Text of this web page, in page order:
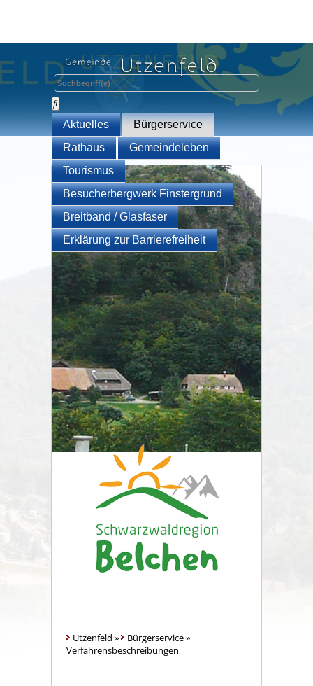
Aktuelles
Bürgerservice
Rathaus
Gemeindeleben
Tourismus
Besucherbergwerk Finstergrund
Breitband / Glasfaser
Erklärung zur Barrierefreiheit
Utzenfeld » Bürgerservice»
Verfahrensbeschreibungen